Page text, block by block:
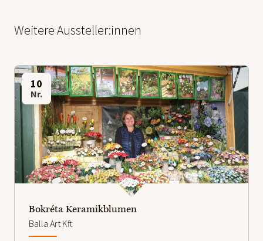
Weitere Aussteller:innen
10
Nr.
Bokréta Keramikblumen
Balla Art Kft